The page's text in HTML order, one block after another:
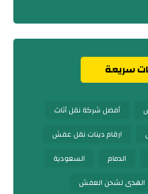
سريعة
أفضل شركة نقل أثاث
ارقام دينات نقل عفش
الدمام
السعودية
الهدى لشحن العفش